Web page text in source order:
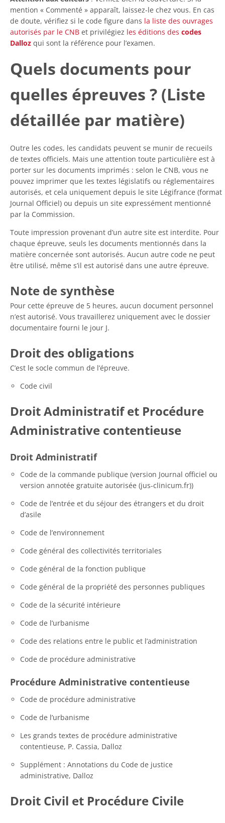
mention « Commenté » apparaît, laissez-le chez vous. En cas
de doute, vérifiez si le code figure dans la liste des ouvrages
autorisés par le CNB et privilégiez les éditions des codes
Dalloz qui sont la référence pour l’examen.
Quels documents pour
quelles épreuves ? (Liste
détaillée par matière)
Outre les codes, les candidats peuvent se munir de recueils
de textes officiels. Mais une attention toute particulière est à
porter sur les documents imprimés : selon le CNB, vous ne
pouvez imprimer que les textes législatifs ou réglementaires
autorisés, et cela uniquement depuis le site Légifrance (format
Journal Officiel) ou depuis un site expressément mentionné
par la Commission.
Toute impression provenant d’un autre site est interdite. Pour
chaque épreuve, seuls les documents mentionnés dans la
matière concernée sont autorisés. Aucun autre code ne peut
être utilisé, même s’il est autorisé dans une autre épreuve.
Note de synthèse
Pour cette épreuve de 5 heures, aucun document personnel
n’est autorisé. Vous travaillerez uniquement avec le dossier
documentaire fourni le jour J.
Droit des obligations
C’est le socle commun de l’épreuve.
Code civil
Droit Administratif et Procédure
Administrative contentieuse
Droit Administratif
Code de la commande publique (version Journal officiel ou
version annotée gratuite autorisée (jus-clinicum.fr))
Code de l’entrée et du séjour des étrangers et du droit
d’asile
Code de l’environnement
Code général des collectivités territoriales
Code général de la fonction publique
Code général de la propriété des personnes publiques
Code de la sécurité intérieure
Code de l’urbanisme
Code des relations entre le public et l’administration
Code de procédure administrative
Procédure Administrative contentieuse
Code de procédure administrative
Code de l’urbanisme
Les grands textes de procédure administrative
contentieuse, P. Cassia, Dalloz
Supplément : Annotations du Code de justice
administrative, Dalloz
Droit Civil et Procédure Civile